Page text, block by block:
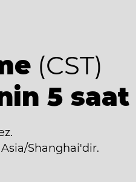
(CST)
5
Shanghai'dir.